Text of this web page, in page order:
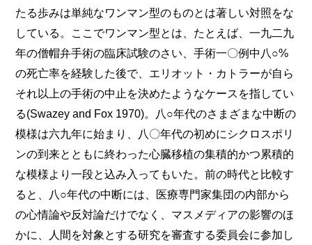
たる歩みは単純なワンマン型のものとは著しい対照をな
している。ここでワンマン型とは、たとえば、一九二九
年の僧帽弁手術の臨床試験のさい、手術一〇例中八○%
の死亡率を経験した後で、エリオット・カトラーが自ら
それ以上の手術の中止を決めたようなケースを指してい
る(Swazey and Fox 1970)。八○年代のさまざまな中断の
模様は六九年に始まり、八〇年代の初めにシクロスポリ
ンの到来とともに終わった心臓移植の集積的かつ累積的
な模様より一段と込み入ってもいた。前の時代と比較す
ると、八○年代の中断には、医療専門家集団の内部から
の心情論や反対論だけでなく、マスメディアの影響のほ
かに、人間を対象とする研究を審査する委員会に参加し